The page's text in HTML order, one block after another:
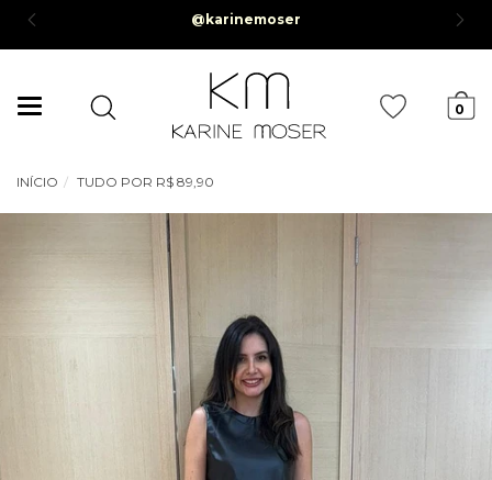
Parcelamento em até 6x sem juros *Parcela mínima de R$50,00*
Mudar
0
INÍCIO TUDO POR R$ 89,90